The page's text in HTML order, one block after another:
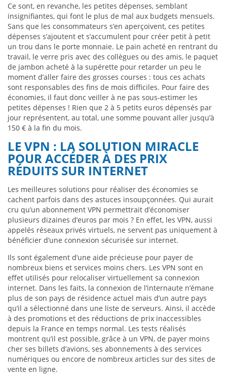
Ce sont, en revanche, les petites dépenses, semblant
insignifiantes, qui font le plus de mal aux budgets mensuels.
Sans que les consommateurs s’en aperçoivent, ces petites
dépenses s’ajoutent et s’accumulent pour créer petit à petit
un trou dans le porte monnaie. Le pain acheté en rentrant du
travail, le verre pris avec des collègues ou des amis, le paquet
de jambon acheté à la supérette pour retarder un peu le
moment d’aller faire des grosses courses : tous ces achats
sont responsables des fins de mois difficiles. Pour faire des
économies, il faut donc veiller à ne pas sous-estimer les
petites dépenses ! Rien que 2 à 5 petits euros dépensés par
jour représentent, au total, une somme pouvant aller jusqu’à
150 € à la fin du mois.
LE VPN : LA SOLUTION MIRACLE
POUR ACCÉDER À DES PRIX
RÉDUITS SUR INTERNET
Les meilleures solutions pour réaliser des économies se
cachent parfois dans des astuces insoupçonnées. Qui aurait
cru qu’un abonnement VPN permettrait d’économiser
plusieurs dizaines d’euros par mois ? En effet, les VPN, aussi
appelés réseaux privés virtuels, ne servent pas uniquement à
bénéficier d’une connexion sécurisée sur internet.
Ils sont également d’une aide précieuse pour payer de
nombreux biens et services moins chers. Les VPN sont en
effet utilisés pour relocaliser virtuellement sa connexion
internet. Dans les faits, la connexion de l’internaute n’émane
plus de son pays de résidence actuel mais d’un autre pays
qu’il a sélectionné dans une liste de serveurs. Ainsi, il accède
à des promotions et des réductions de prix inaccessibles
depuis la France en temps normal. Les tests réalisés
montrent qu’il est possible, grâce à un VPN, de payer moins
cher ses billets d’avions, ses abonnements à des services
numériques ou encore de nombreux articles sur des sites de
vente en ligne.